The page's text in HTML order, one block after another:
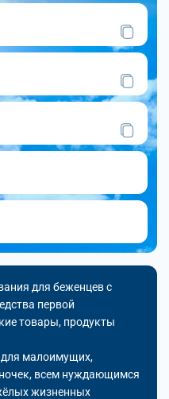
для беженцев с
первой
товары, продукты
малоимущих,
всем нуждающимся
жизненных